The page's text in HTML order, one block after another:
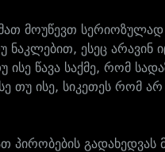
მათ მოუწევთ
ესეც არავინ
წავა საქმე, რომ
თუ ისე, სიკეთეს რომ
პირობების გადახედვას